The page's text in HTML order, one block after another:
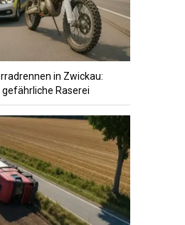
in Zwickau:
Raserei